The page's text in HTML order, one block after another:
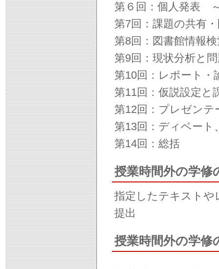
第６回：個人発表
第7回：課題の共有
第8回：図書館情報
第9回：現状分析と
第10回：レポート・
第11回：仮説設定と
第12回：プレゼンテ
第13回：ディベー
第14回：総括
授業時間外の学修
指定したテキストや
提出
授業時間外の学修